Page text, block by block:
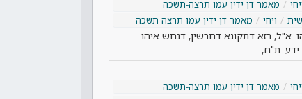
מאמר דן ידין עמו תרצה-תשכה
ויחי מאמר דן ידין עמו תרצה-תשכה
א"ל, רזא דתקונא דחרשין, דנחש איהו
ידע. ת"ח,…
מאמר דן ידין עמו תרצה-תשכה